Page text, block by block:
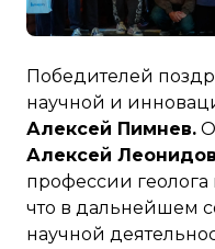
Победителей
научной и
Алексей Пимнев.
Алексей
профессии
что в дальнейшем
научной